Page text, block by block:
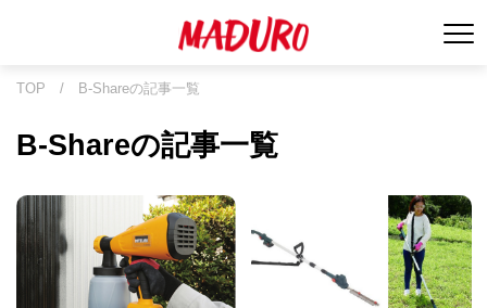
TOP / B-Shareの記事一覧
B-Shareの記事一覧